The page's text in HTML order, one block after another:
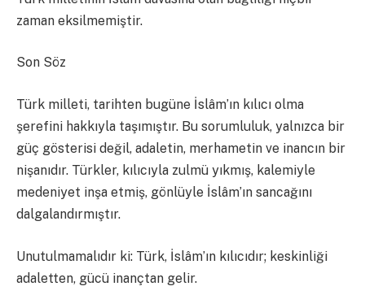
zaman eksilmemiştir.
Son Söz
Türk milleti, tarihten bugüne İslâm’ın kılıcı olma
şerefini hakkıyla taşımıştır. Bu sorumluluk, yalnızca bir
güç gösterisi değil, adaletin, merhametin ve inancın bir
nişanıdır. Türkler, kılıcıyla zulmü yıkmış, kalemiyle
medeniyet inşa etmiş, gönlüyle İslâm’ın sancağını
dalgalandırmıştır.
Unutulmamalıdır ki: Türk, İslâm’ın kılıcıdır; keskinliği
adaletten, gücü inançtan gelir.